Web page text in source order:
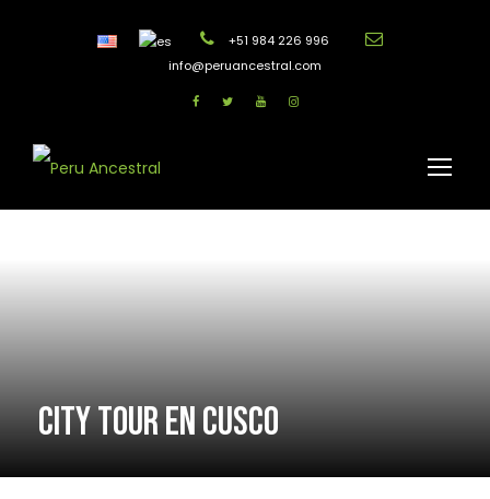
+51 984 226 996
info@peruancestral.com
CITY TOUR EN CUSCO